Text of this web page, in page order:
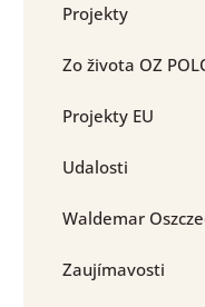
Projekty
Zo života OZ
Projekty EU
Udalosti
Waldemar
Zaujímavosti